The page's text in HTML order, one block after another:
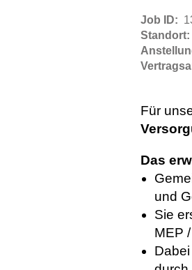
Job ID:
Standort:
Für
Das
und
Sie
MEP